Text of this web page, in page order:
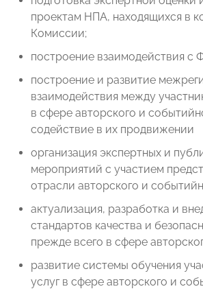
проектам НПА, находящихся в
Комиссии;
построение взаимодействия
построение и развитие
взаимодействия между
в сфере авторского и
содействие в их продвижении
организация экспертных и
мероприятий с участием
отрасли авторского и
актуализация, разработка и
стандартов качества и
прежде всего в сфере
развитие системы обучения
услуг в сфере авторского и